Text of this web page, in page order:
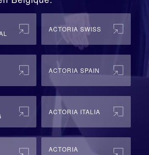
ACTORIA SWISS
ACTORIA SPAIN
ACTORIA ITALIA
ACTORIA